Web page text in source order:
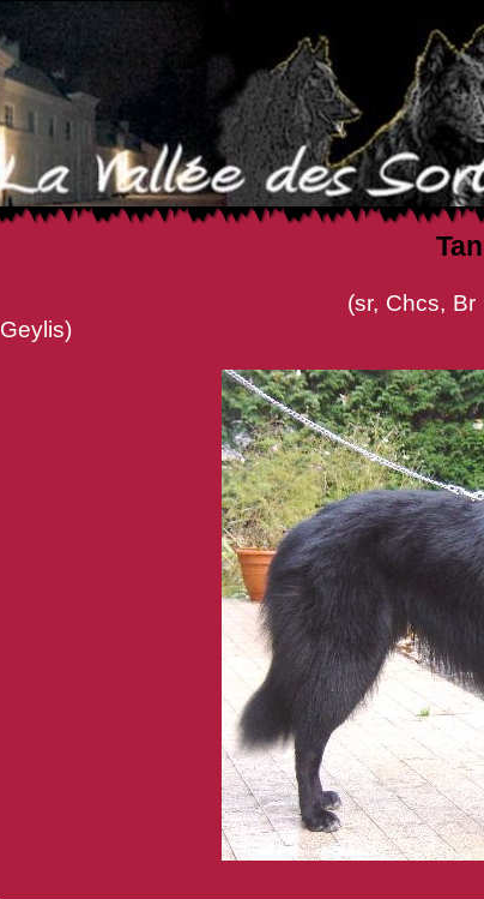
(sr, Chcs, Br Ring, Norman
Geylis)